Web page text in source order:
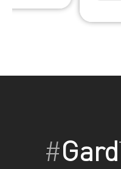
#Gard